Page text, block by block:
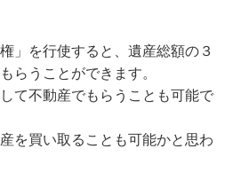
」を行使すると、遺産総額の３
らうことができます。
て不動産でもらうことも可能で
を買い取ることも可能かと思わ